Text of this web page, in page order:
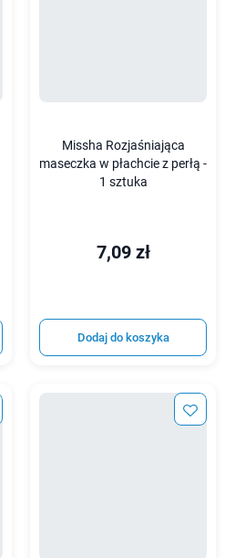
Missha Rozjaśniająca
maseczka w płachcie z perłą -
1 sztuka
7,09 zł
Dodaj do koszyka